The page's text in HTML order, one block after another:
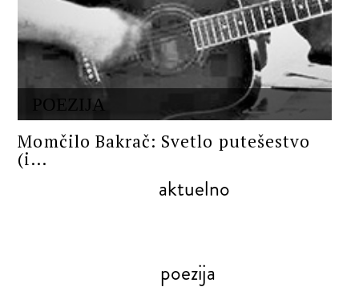
POEZIJA
Momčilo Bakrač: Svetlo putešestvo
(i...
aktuelno
poezija